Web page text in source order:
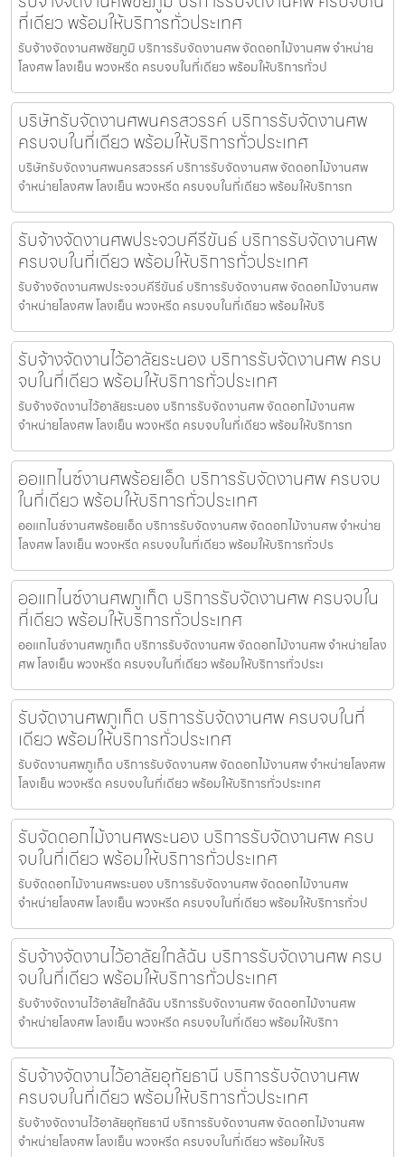
ที่เดียว พร้อมให้บริการทั่วประเทศ
รับจ้างจัดงานศพชัยภูมิ บริการรับจัดงานศพ จัดดอกไม้งานศพ จำหน่าย
โลงศพ โลงเย็น พวงหรีด ครบจบในที่เดียว พร้อมให้บริการทั่วป
บริษัทรับจัดงานศพนครสวรรค์ บริการรับจัดงานศพ
ครบจบในที่เดียว พร้อมให้บริการทั่วประเทศ
บริษัทรับจัดงานศพนครสวรรค์ บริการรับจัดงานศพ จัดดอกไม้งานศพ
จำหน่ายโลงศพ โลงเย็น พวงหรีด ครบจบในที่เดียว พร้อมให้บริการท
รับจ้างจัดงานศพประจวบคีรีขันธ์ บริการรับจัดงานศพ
ครบจบในที่เดียว พร้อมให้บริการทั่วประเทศ
รับจ้างจัดงานศพประจวบคีรีขันธ์ บริการรับจัดงานศพ จัดดอกไม้งานศพ
จำหน่ายโลงศพ โลงเย็น พวงหรีด ครบจบในที่เดียว พร้อมให้บริ
รับจ้างจัดงานไว้อาลัยระนอง บริการรับจัดงานศพ ครบ
จบในที่เดียว พร้อมให้บริการทั่วประเทศ
รับจ้างจัดงานไว้อาลัยระนอง บริการรับจัดงานศพ จัดดอกไม้งานศพ
จำหน่ายโลงศพ โลงเย็น พวงหรีด ครบจบในที่เดียว พร้อมให้บริการท
ออแกไนซ์งานศพร้อยเอ็ด บริการรับจัดงานศพ ครบจบ
ในที่เดียว พร้อมให้บริการทั่วประเทศ
ออแกไนซ์งานศพร้อยเอ็ด บริการรับจัดงานศพ จัดดอกไม้งานศพ จำหน่าย
โลงศพ โลงเย็น พวงหรีด ครบจบในที่เดียว พร้อมให้บริการทั่วปร
ออแกไนซ์งานศพภูเก็ต บริการรับจัดงานศพ ครบจบใน
ที่เดียว พร้อมให้บริการทั่วประเทศ
ออแกไนซ์งานศพภูเก็ต บริการรับจัดงานศพ จัดดอกไม้งานศพ จำหน่ายโลง
ศพ โลงเย็น พวงหรีด ครบจบในที่เดียว พร้อมให้บริการทั่วประเ
รับจัดงานศพภูเก็ต บริการรับจัดงานศพ ครบจบในที่
เดียว พร้อมให้บริการทั่วประเทศ
รับจัดงานศพภูเก็ต บริการรับจัดงานศพ จัดดอกไม้งานศพ จำหน่ายโลงศพ
โลงเย็น พวงหรีด ครบจบในที่เดียว พร้อมให้บริการทั่วประเทศ
รับจัดดอกไม้งานศพระนอง บริการรับจัดงานศพ ครบ
จบในที่เดียว พร้อมให้บริการทั่วประเทศ
รับจัดดอกไม้งานศพระนอง บริการรับจัดงานศพ จัดดอกไม้งานศพ
จำหน่ายโลงศพ โลงเย็น พวงหรีด ครบจบในที่เดียว พร้อมให้บริการทั่วป
รับจ้างจัดงานไว้อาลัยใกล้ฉัน บริการรับจัดงานศพ ครบ
จบในที่เดียว พร้อมให้บริการทั่วประเทศ
รับจ้างจัดงานไว้อาลัยใกล้ฉัน บริการรับจัดงานศพ จัดดอกไม้งานศพ
จำหน่ายโลงศพ โลงเย็น พวงหรีด ครบจบในที่เดียว พร้อมให้บริกา
รับจ้างจัดงานไว้อาลัยอุทัยธานี บริการรับจัดงานศพ
ครบจบในที่เดียว พร้อมให้บริการทั่วประเทศ
รับจ้างจัดงานไว้อาลัยอุทัยธานี บริการรับจัดงานศพ จัดดอกไม้งานศพ
จำหน่ายโลงศพ โลงเย็น พวงหรีด ครบจบในที่เดียว พร้อมให้บริ